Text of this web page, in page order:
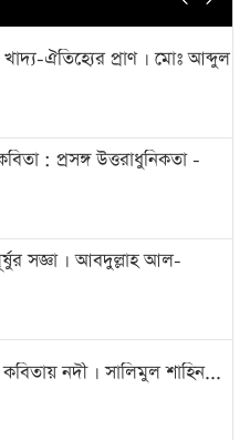
ঐতিহ্যের প্রাণ । মোঃ আব্দুল
: প্রসঙ্গ উত্তরাধুনিকতা -
সজ্ঞা । আবদুল্লাহ আল-
নদী । সালিমুল শাহিন...